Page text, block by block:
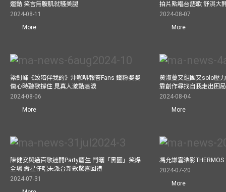
運動 笑言無腹肌就騷美腿
2024-08-11
More
拍片點唱台語歌 舒淇大
2024-08-07
More
梁釗峰《致陪伴我的》沖咖啡報答Fans 鐵粉婆婆
傷心時聽歌撐住 見真人激動落淚
2024-08-06
More
黃淑蔓又組團又solo壓
靠創作尋找自我走出困局
2024-08-04
More
陳健安與過百歌迷開Party慶生 鬥曬「黑圖」笑爆
全場 壽星仔唱未派台新歌驚喜回禮
2024-07-31
馮允謙雲浩影
2024-07-20
More